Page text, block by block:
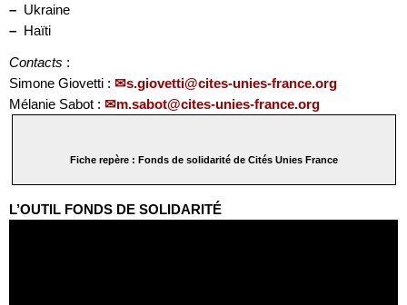
– Ukraine
– Haïti
Contacts :
Simone Giovetti :
s.giovetti@cites-unies-france.org
Mélanie Sabot :
m.sabot@cites-unies-france.org
Fiche repère : Fonds de solidarité de Cités Unies France
L’OUTIL FONDS DE SOLIDARITÉ